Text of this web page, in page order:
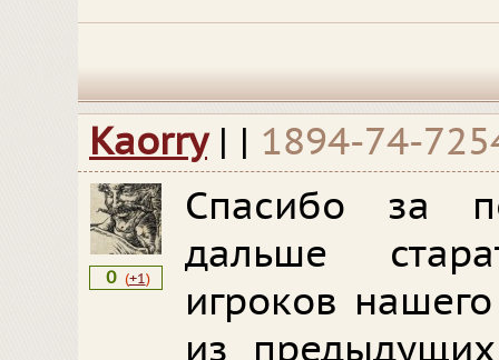
Kaorry | | 1894-74-
0 (+1)
Спасибо за
дальше
игроков
из